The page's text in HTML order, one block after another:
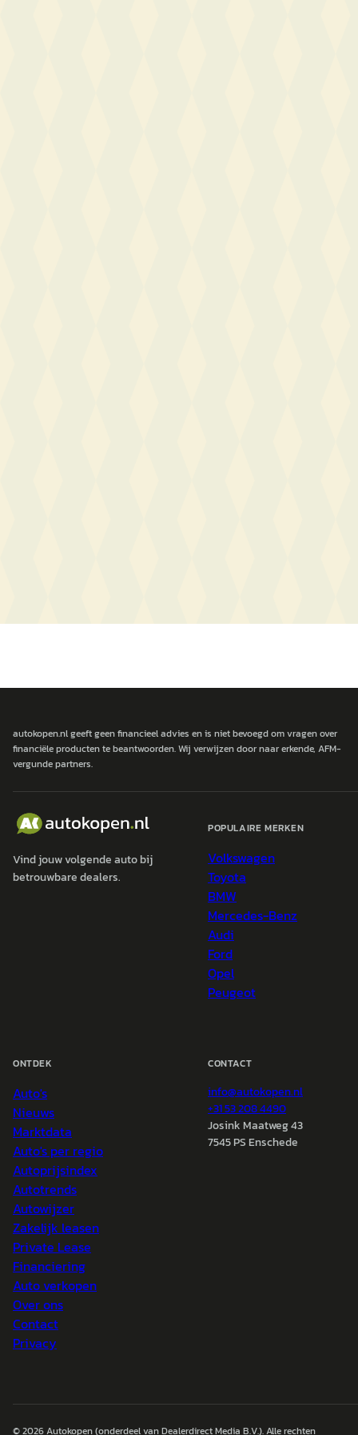
autokopen.nl geeft geen financieel advies en is niet bevoegd om vragen over
financiële producten te beantwoorden. Wij verwijzen door naar erkende, AFM-
vergunde partners.
Vind jouw volgende auto bij
betrouwbare dealers.
POPULAIRE MERKEN
Volkswagen
Toyota
BMW
Mercedes-Benz
Audi
Ford
Opel
Peugeot
ONTDEK
Auto's
Nieuws
Marktdata
Auto's per regio
Autoprijsindex
Autotrends
Autowijzer
Zakelijk leasen
Private Lease
Financiering
Auto verkopen
Over ons
Contact
Privacy
CONTACT
info@autokopen.nl
+31 53 208 4490
Josink Maatweg 43
7545 PS Enschede
© 2026Autokopen(onderdeel van Dealerdirect Media B.V.). Alle rechten